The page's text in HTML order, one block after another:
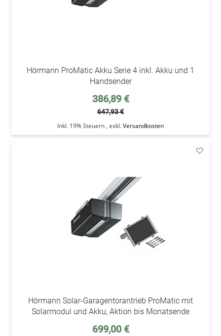
Hörmann ProMatic Akku Serie 4 inkl. Akku und 1
Handsender
Sonderpreis
386,89 €
647,93 €
Inkl. 19% Steuern , exkl.Versandkosten
Hörmann Solar-Garagentorantrieb ProMatic mit
Solarmodul und Akku, Aktion bis Monatsende
Sonderpreis
699,00 €